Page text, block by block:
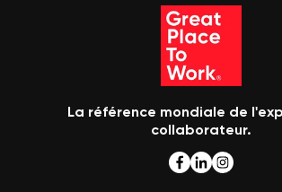
La référence mondiale de
collaborateur.